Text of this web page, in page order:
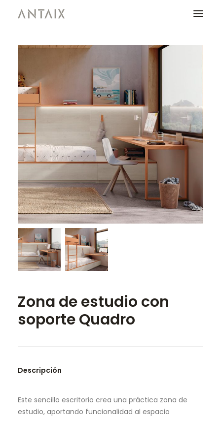
CATÁLOGOS
QUIENES SOMOS
ÁREA DE PROFESIONALES
SEARCH
Zona de estudio con
soporte Quadro
Descripción
Este sencillo escritorio crea una práctica zona de
estudio, aportando funcionalidad al espacio